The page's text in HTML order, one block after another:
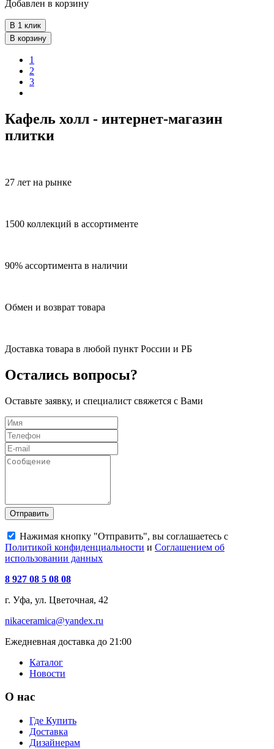
Добавлен в корзину
В 1 клик
В корзину
1
2
3
Кафель холл - интернет-магазин
плитки
27 лет на рынке
1500 коллекций в ассортименте
90% ассортимента в наличии
Обмен и возврат товара
Доставка товара в любой пункт России и РБ
Остались вопросы?
Оставьте заявку, и специалист свяжется с Вами
Отправить
Нажимая кнопку "Отправить", вы соглашаетесь с
Политикой конфиденциальности и Соглашением об
использовании данных
8 927 08 5 08 08
г. Уфа, ул. Цветочная, 42
nikaceramica@yandex.ru
Ежедневная доставка до 21:00
Каталог
Новости
О нас
Где Купить
Доставка
Дизайнерам